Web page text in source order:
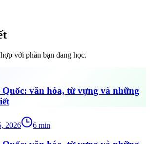
với phần bạn đang học.
văn hóa, từ vựng và những
2026 6 min